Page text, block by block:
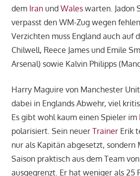
dem Iranund Waleswarten. Jadon
verpasst den WM-Zug wegen
Verzichten muss England auch auf
Chilwell, Reece James und Emile
Arsenal) sowie Kalvin Philipps
Harry Maguire von Manchester
dabei in Englands Abwehr, viel
Es gibt wohl kaum einen Spieler im
polarisiert. Sein neuer TrainerErik
nur als Kapitän abgesetzt, sondern
Saison praktisch aus dem Team
ausgegrenzt. Er hat weniger als 25